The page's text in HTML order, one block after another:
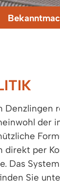
Denzlingen
der
direkt per
Das
Sie